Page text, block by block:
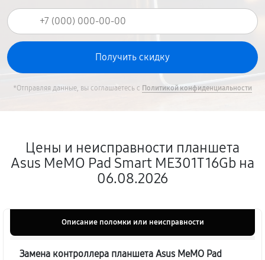
*Отправляя данные, вы соглашаетесь с Политикой конфиденциальности
Цены и неисправности планшета
Asus MeMO Pad Smart ME301T 16Gb на
06.08.2026
Описание поломки или неисправности
Замена контроллера планшета Asus MeMO Pad